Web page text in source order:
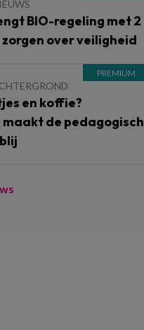
BIO-regeling met 2
over veiligheid
en koffie?
de pedagogisch